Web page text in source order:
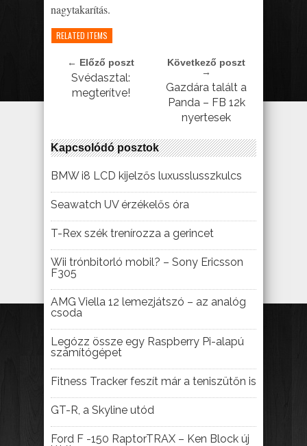
nagytakarítás.
RELATED ITEMS
← Előző poszt
Svédasztal:
megterítve!
Következő poszt
→
Gazdára talált a
Panda – FB 12k
nyertesek
Kapcsolódó posztok
BMW i8 LCD kijelzős luxusslusszkulcs
Seawatch UV érzékelős óra
T-Rex szék trenírozza a gerincet
Wii trónbitorló mobil? – Sony Ericsson
F305
AMG Viella 12 lemezjátszó – az analóg
csoda
Legózz össze egy Raspberry Pi-alapú
számítógépet
Fitness Tracker feszít már a teniszütőn is
GT-R, a Skyline utód
Ford F -150 RaptorTRAX – Ken Block új